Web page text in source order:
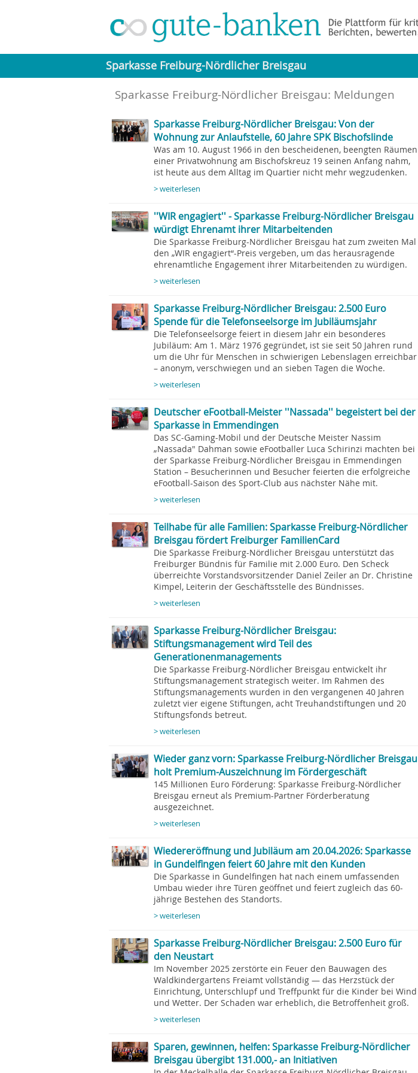
Sparkasse Freiburg-Nördlicher Breisgau
Sparkasse Freiburg-Nördlicher Breisgau: Meldungen
Sparkasse Freiburg-Nördlicher Breisgau: Von der
Wohnung zur Anlaufstelle, 60 Jahre SPK Bischofslinde
Was am 10. August 1966 in den bescheidenen, beengten Räumen
einer Privatwohnung am Bischofskreuz 19 seinen Anfang nahm,
ist heute aus dem Alltag im Quartier nicht mehr wegzudenken.
> weiterlesen
''WIR engagiert'' - Sparkasse Freiburg-Nördlicher Breisgau
würdigt Ehrenamt ihrer Mitarbeitenden
Die Sparkasse Freiburg-Nördlicher Breisgau hat zum zweiten Mal
den „WIR engagiert“-Preis vergeben, um das herausragende
ehrenamtliche Engagement ihrer Mitarbeitenden zu würdigen.
> weiterlesen
Sparkasse Freiburg-Nördlicher Breisgau: 2.500 Euro
Spende für die Telefonseelsorge im Jubiläumsjahr
Die Telefonseelsorge feiert in diesem Jahr ein besonderes
Jubiläum: Am 1. März 1976 gegründet, ist sie seit 50 Jahren rund
um die Uhr für Menschen in schwierigen Lebenslagen erreichbar
– anonym, verschwiegen und an sieben Tagen die Woche.
> weiterlesen
Deutscher eFootball-Meister ''Nassada'' begeistert bei der
Sparkasse in Emmendingen
Das SC-Gaming-Mobil und der Deutsche Meister Nassim
„Nassada" Dahman sowie eFootballer Luca Schirinzi machten bei
der Sparkasse Freiburg-Nördlicher Breisgau in Emmendingen
Station – Besucherinnen und Besucher feierten die erfolgreiche
eFootball-Saison des Sport-Club aus nächster Nähe mit.
> weiterlesen
Teilhabe für alle Familien: Sparkasse Freiburg-Nördlicher
Breisgau fördert Freiburger FamilienCard
Die Sparkasse Freiburg-Nördlicher Breisgau unterstützt das
Freiburger Bündnis für Familie mit 2.000 Euro. Den Scheck
überreichte Vorstandsvorsitzender Daniel Zeiler an Dr. Christine
Kimpel, Leiterin der Geschäftsstelle des Bündnisses.
> weiterlesen
Sparkasse Freiburg-Nördlicher Breisgau:
Stiftungsmanagement wird Teil des
Generationenmanagements
Die Sparkasse Freiburg-Nördlicher Breisgau entwickelt ihr
Stiftungsmanagement strategisch weiter. Im Rahmen des
Stiftungsmanagements wurden in den vergangenen 40 Jahren
zuletzt vier eigene Stiftungen, acht Treuhandstiftungen und 20
Stiftungsfonds betreut.
> weiterlesen
Wieder ganz vorn: Sparkasse Freiburg-Nördlicher Breisgau
holt Premium-Auszeichnung im Fördergeschäft
145 Millionen Euro Förderung: Sparkasse Freiburg-Nördlicher
Breisgau erneut als Premium-Partner Förderberatung
ausgezeichnet.
> weiterlesen
Wiedereröffnung und Jubiläum am 20.04.2026: Sparkasse
in Gundelfingen feiert 60 Jahre mit den Kunden
Die Sparkasse in Gundelfingen hat nach einem umfassenden
Umbau wieder ihre Türen geöffnet und feiert zugleich das 60-
jährige Bestehen des Standorts.
> weiterlesen
Sparkasse Freiburg-Nördlicher Breisgau: 2.500 Euro für
den Neustart
Im November 2025 zerstörte ein Feuer den Bauwagen des
Waldkindergartens Freiamt vollständig — das Herzstück der
Einrichtung, Unterschlupf und Treffpunkt für die Kinder bei Wind
und Wetter. Der Schaden war erheblich, die Betroffenheit groß.
> weiterlesen
Sparen, gewinnen, helfen: Sparkasse Freiburg-Nördlicher
Breisgau übergibt 131.000,- an Initiativen